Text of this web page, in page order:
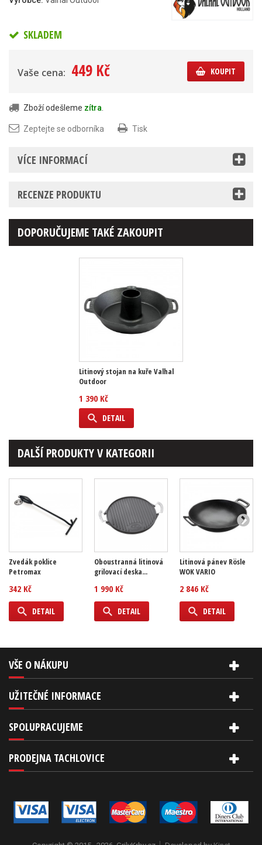
SKLADEM
Vaše cena: 449 Kč KOUPIT
Zboží odešleme zítra
Zeptejte se odborníka Tisk
VÍCE INFORMACÍ
RECENZE PRODUKTU
DOPORUČUJEME TAKÉ ZAKOUPIT
Litinový stojan na kuře Valhal
Outdoor
1 390 Kč
DETAIL
DALŠÍ PRODUKTY V KATEGORII
Zvedák poklice
Petromax
342 Kč
DETAIL
Oboustranná litinová
grilovací deska...
1 990 Kč
DETAIL
Litinová pánev Rösle
WOK VARIO
2 846 Kč
DETAIL
VŠE O NÁKUPU
UŽITEČNÉ INFORMACE
SPOLUPRACUJEME
PRODEJNA TACHLOVICE